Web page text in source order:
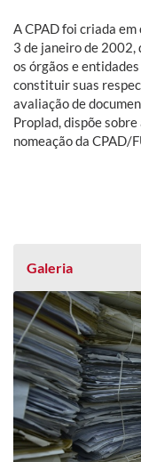
A CPAD foi criada
3 de janeiro de 2002,
os órgãos e
constituir suas
avaliação de
Proplad, dispõe
nomeação da CPAD/
Galeria